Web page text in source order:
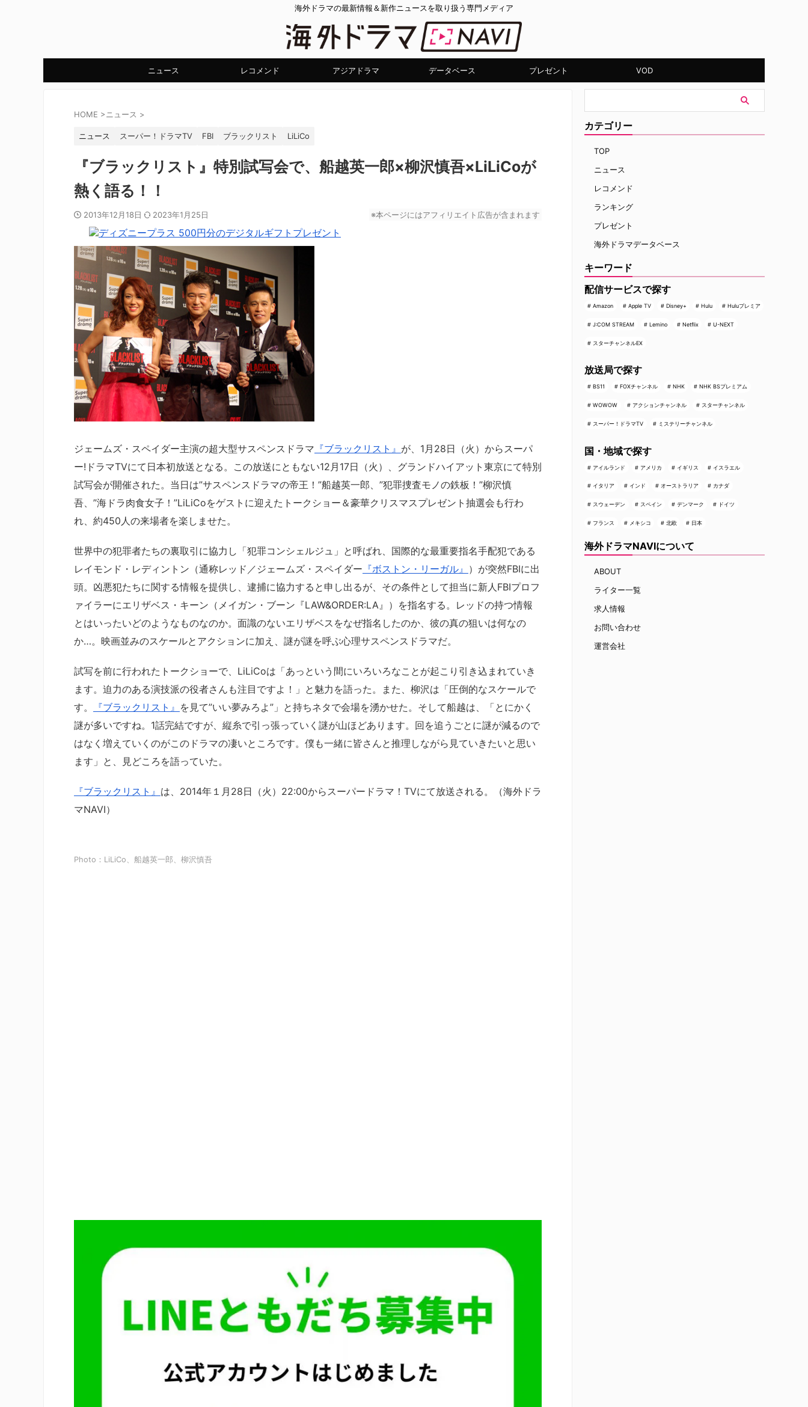
海外ドラマの最新情報＆新作ニュースを取り扱う専門メディア
ニュース レコメンド アジアドラマ データベース プレゼント VOD
HOME >ニュース >
ニュース スーパー！ドラマTV FBI ブラックリスト LiLiCo
『ブラックリスト』特別試写会で、船越英一郎×柳沢慎吾×LiLiCoが
熱く語る！！
2013年12月18日 2023年1月25日 ※本ページにはアフィリエイト広告が含まれます
ジェームズ・スペイダー主演の超大型サスペンスドラマ 『ブラックリスト』 が、1月28日（火）からスーパ
ー!ドラマTVにて日本初放送となる。この放送にともない12月17日（火）、グランドハイアット東京にて特別
試写会が開催された。当日は”サスペンスドラマの帝王！”船越英一郎、”犯罪捜査モノの鉄板！”柳沢慎
吾、”海ドラ肉食女子！”LiLiCoをゲストに迎えたトークショー＆豪華クリスマスプレゼント抽選会も行わ
れ、約450人の来場者を楽しませた。
世界中の犯罪者たちの裏取引に協力し「犯罪コンシェルジュ」と呼ばれ、国際的な最重要指名手配犯である
レイモンド・レディントン（通称レッド／ジェームズ・スペイダー 『ボストン・リーガル』 ）が突然FBIに出
頭。凶悪犯たちに関する情報を提供し、逮捕に協力すると申し出るが、その条件として担当に新人FBIプロフ
ァイラーにエリザベス・キーン（メイガン・ブーン『LAW&ORDER:LA』）を指名する。レッドの持つ情報
とはいったいどのようなものなのか。面識のないエリザベスをなぜ指名したのか、彼の真の狙いは何なの
か…。映画並みのスケールとアクションに加え、謎が謎を呼ぶ心理サスペンスドラマだ。
試写を前に行われたトークショーで、LiLiCoは「あっという間にいろいろなことが起こり引き込まれていき
ます。迫力のある演技派の役者さんも注目ですよ！」と魅力を語った。また、柳沢は「圧倒的なスケールで
す。
『ブラックリスト』 を見て”いい夢みろよ”」と持ちネタで会場を湧かせた。そして船越は、「とにかく
謎が多いですね。1話完結ですが、縦糸で引っ張っていく謎が山ほどあります。回を追うごとに謎が減るので
はなく増えていくのがこのドラマの凄いところです。僕も一緒に皆さんと推理しながら見ていきたいと思い
ます」と、見どころを語っていた。
『ブラックリスト』 は、2014年１月28日（火）22:00からスーパードラマ！TVにて放送される。（海外ドラ
マNAVI）
Photo：LiLiCo、船越英一郎、柳沢慎吾
カテゴリー
TOP
ニュース
レコメンド
ランキング
プレゼント
海外ドラマデータベース
キーワード
配信サービスで探す
Amazon Apple TV Disney+ Hulu Huluプレミア
J:COM STREAM Lemino Netflix U-NEXT
スターチャンネルEX
放送局で探す
BS11 FOXチャンネル NHK NHK BSプレミアム
WOWOW アクションチャンネル スターチャンネル
スーパー！ドラマTV ミステリーチャンネル
国・地域で探す
アイルランド アメリカ イギリス イスラエル
イタリア インド オーストラリア カナダ
スウェーデン スペイン デンマーク ドイツ
フランス メキシコ 北欧 日本
海外ドラマNAVIについて
ABOUT
ライター一覧
求人情報
お問い合わせ
運営会社